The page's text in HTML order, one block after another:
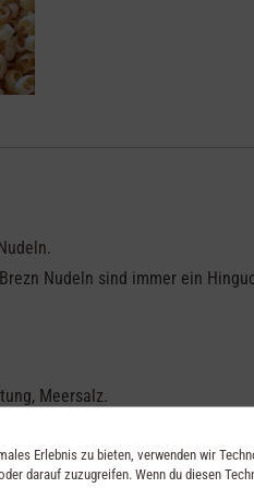
Erlebnis zu bieten, verwenden wir
darauf zuzugreifen. Wenn du diesen
Nudeln sind immer ein
Meersalz.